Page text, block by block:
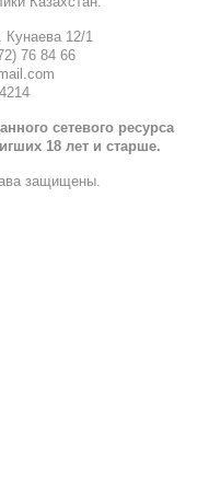
Кунаева 12/1
76 84 66
сетевого ресурса
18 лет и старше.
защищены.